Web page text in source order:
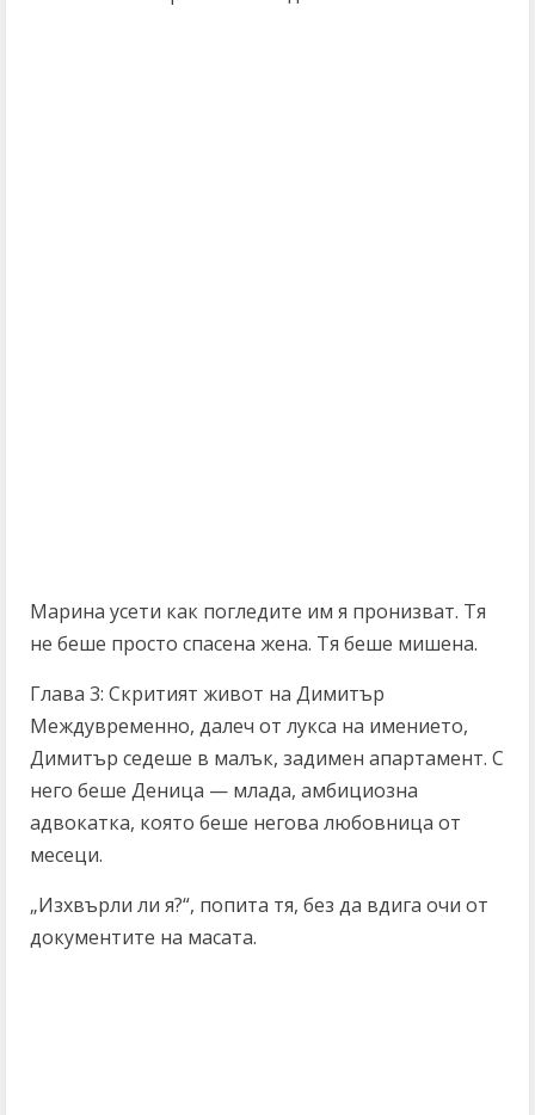
Марина усети как погледите им я пронизват. Тя
не беше просто спасена жена. Тя беше мишена.
Глава 3: Скритият живот на Димитър
Междувременно, далеч от лукса на имението,
Димитър седеше в малък, задимен апартамент. С
него беше Деница — млада, амбициозна
адвокатка, която беше негова любовница от
месеци.
„Изхвърли ли я?“, попита тя, без да вдига очи от
документите на масата.